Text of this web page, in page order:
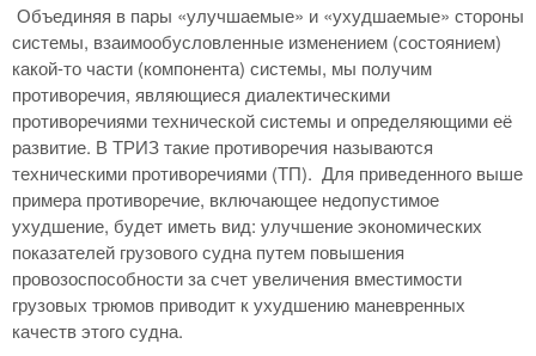
Объединяя в пары «улучшаемые» и «ухудшаемые» стороны
системы, взаимообусловленные изменением (состоянием)
какой-то части (компонента) системы, мы получим
противоречия, являющиеся диалектическими
противоречиями технической системы и определяющими её
развитие. В ТРИЗ такие противоречия называются
техническими противоречиями (ТП). Для приведенного выше
примера противоречие, включающее недопустимое
ухудшение, будет иметь вид: улучшение экономических
показателей грузового судна путем повышения
провозоспособности за счет увеличения вместимости
грузовых трюмов приводит к ухудшению маневренных
качеств этого судна.